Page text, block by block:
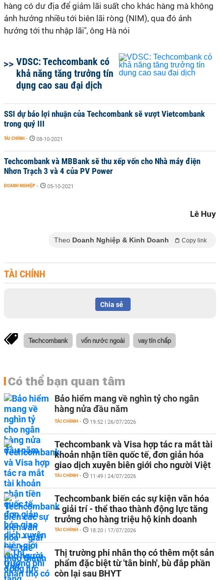
hàng có dư địa để giảm lãi suất cho khác hàng mà không
ảnh hưởng nhiều tới biên lãi ròng (NIM), qua đó ảnh
hưởng tới thu nhập lãi", ông Hà nói
VDSC: Techcombank có
khả năng tăng trưởng tín
dụng cao sau đại dịch
SSI dự báo lợi nhuận của Techcombank sẽ vượt Vietcombank
trong quý III
TÀI CHÍNH - 08-10-2021
Techcombank và MBBank sẽ thu xếp vốn cho Nhà máy điện
Nhơn Trạch 3 và 4 của PV Power
DOANH NGHIỆP - 05-10-2021
Lê Huy
Theo Doanh Nghiệp & Kinh Doanh Copy link
TÀI CHÍNH
Chia sẻ
Techcombank vốn nước ngoài vay tín chấp
Có thể bạn quan tâm
Bảo hiểm mang về nghìn tỷ cho ngân
hàng nửa đầu năm
TÀI CHÍNH - 19:52 | 26/07/2026
Techcombank và Visa hợp tác ra mắt tài
khoản nhận tiền quốc tế, đơn giản hóa
giao dịch xuyên biên giới cho người Việt
TÀI CHÍNH - 11:49 | 24/07/2026
Techcombank biến các sự kiện văn hóa
– giải trí - thể thao thành động lực tăng
trưởng cho hàng triệu hộ kinh doanh
TÀI CHÍNH - 18:20 | 17/07/2026
Thị trường phi nhân thọ có thêm một sản
phẩm đặc biệt từ 'tân binh', bù đắp phần
còn lại sau BHYT